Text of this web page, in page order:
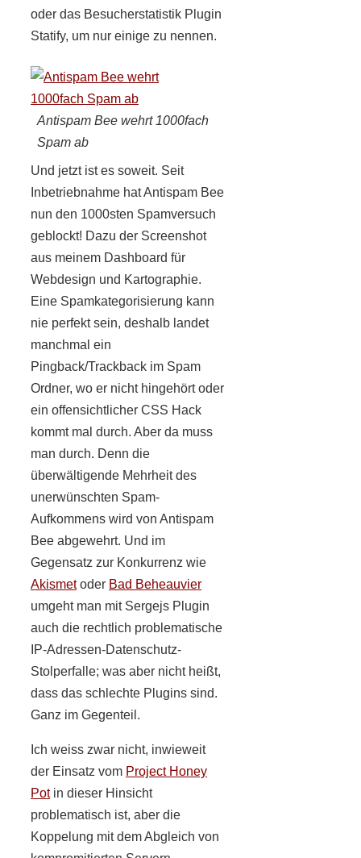
oder das Besucherstatistik Plugin
Statify, um nur einige zu nennen.
Antispam Bee wehrt 1000fach
Spam ab
Und jetzt ist es soweit. Seit
Inbetriebnahme hat Antispam Bee
nun den 1000sten Spamversuch
geblockt! Dazu der Screenshot
aus meinem Dashboard für
Webdesign und Kartographie.
Eine Spamkategorisierung kann
nie perfekt sein, deshalb landet
manchmal ein
Pingback/Trackback im Spam
Ordner, wo er nicht hingehört oder
ein offensichtlicher CSS Hack
kommt mal durch. Aber da muss
man durch. Denn die
überwältigende Mehrheit des
unerwünschten Spam-
Aufkommens wird von Antispam
Bee abgewehrt. Und im
Gegensatz zur Konkurrenz wie
Akismetoder Bad Beheauvier
umgeht man mit Sergejs Plugin
auch die rechtlich problematische
IP-Adressen-Datenschutz-
Stolperfalle; was aber nicht heißt,
dass das schlechte Plugins sind.
Ganz im Gegenteil.
Ich weiss zwar nicht, inwieweit
der Einsatz vom Project Honey
Potin dieser Hinsicht
problematisch ist, aber die
Koppelung mit dem Abgleich von